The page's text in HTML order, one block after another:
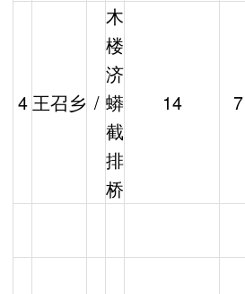
4 王召乡 /
木
楼
济
蟒
截
排
桥
14 7